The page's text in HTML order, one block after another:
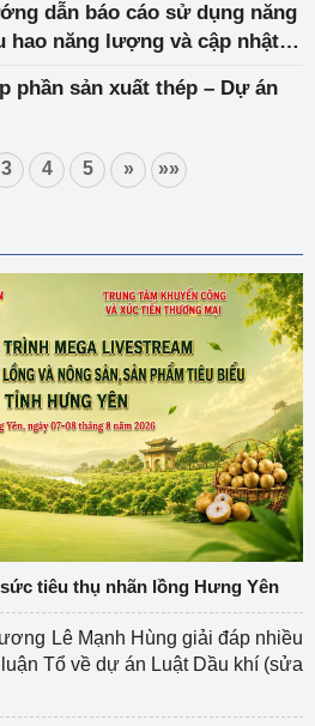
dẫn báo cáo sử dụng năng
năng lượng và cập nhật
phần sản xuất thép – Dự án
3 4 5 » »»
tiêu thụ nhãn lồng Hưng Yên
Lê Mạnh Hùng giải đáp nhiều
Tổ về dự án Luật Dầu khí (sửa